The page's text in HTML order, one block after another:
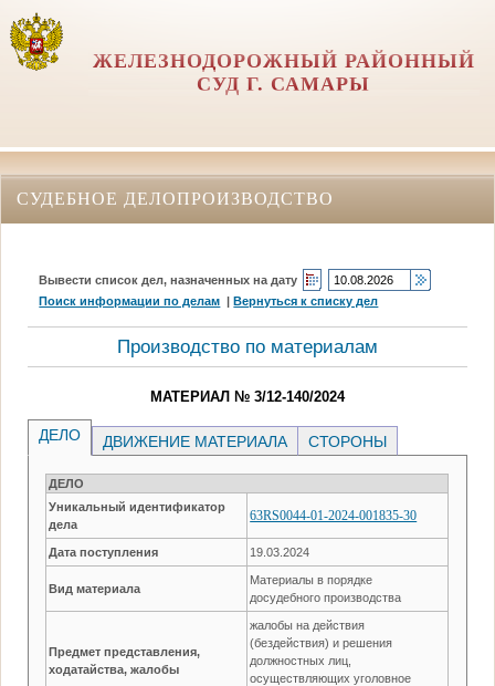
ЖЕЛЕЗНОДОРОЖНЫЙ РАЙОННЫЙ
СУД Г. САМАРЫ
СУДЕБНОЕ ДЕЛОПРОИЗВОДСТВО
Вывести список дел, назначенных на дату
Поиск информации по делам |Вернуться к списку дел
Производство по материалам
МАТЕРИАЛ № 3/12-140/2024
ДЕЛО ДВИЖЕНИЕ МАТЕРИАЛА СТОРОНЫ
ДЕЛО
Уникальный идентификатор
дела
63RS0044-01-2024-001835-30
Дата поступления 19.03.2024
Вид материала
Материалы в порядке
досудебного производства
Предмет представления,
ходатайства, жалобы
жалобы на действия
(бездействия) и решения
должностных лиц,
осуществляющих уголовное